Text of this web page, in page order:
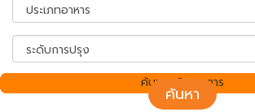
ค้นหา
ค้นพบ 0 รายการ